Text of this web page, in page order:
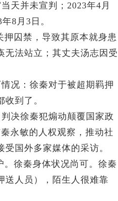
天并未宣判；2023年4月
8月3日。
囚禁，导致其原本就身患
无法站立；其丈夫汤志因受
况：徐秦对于被超期羁押
到了。
决徐秦犯煽动颠覆国家政
永敏的人权观察，推动社
国外多家媒体的采访。
徐秦身体状况尚可。徐秦
送人员），陌生人很难靠